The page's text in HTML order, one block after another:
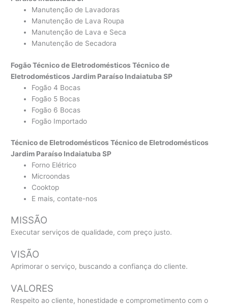
Manutenção de Lavadoras
Manutenção de Lava Roupa
Manutenção de Lava e Seca
Manutenção de Secadora
Fogão Técnico de Eletrodomésticos Técnico de
Eletrodomésticos Jardim Paraíso Indaiatuba SP
Fogão 4 Bocas
Fogão 5 Bocas
Fogão 6 Bocas
Fogão Importado
Técnico de Eletrodomésticos Técnico de Eletrodomésticos
Jardim Paraíso Indaiatuba SP
Forno Elétrico
Microondas
Cooktop
E mais, contate-nos
MISSÃO
Executar serviços de qualidade, com preço justo.
VISÃO
Aprimorar o serviço, buscando a confiança do cliente.
VALORES
Respeito ao cliente, honestidade e comprometimento com o